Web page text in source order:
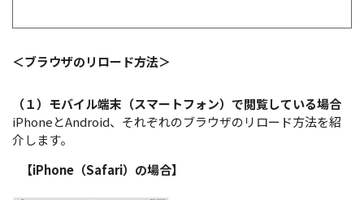
＜ブラウザのリロード方法＞
（１）モバイル端末（スマートフォン）で閲覧している場合
iPhoneとAndroid、それぞれのブラウザのリロード方法を紹
介します。
【iPhone（Safari）の場合】